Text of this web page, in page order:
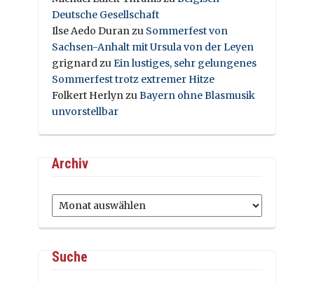
Deutsche Gesellschaft
Ilse Aedo Duranzu Sommerfest von
Sachsen-Anhalt mit Ursula von der Leyen
grignardzuEin lustiges, sehr gelungenes
Sommerfest trotz extremer Hitze
Folkert HerlynzuBayern ohne Blasmusik
unvorstellbar
Archiv
Archiv
Suche